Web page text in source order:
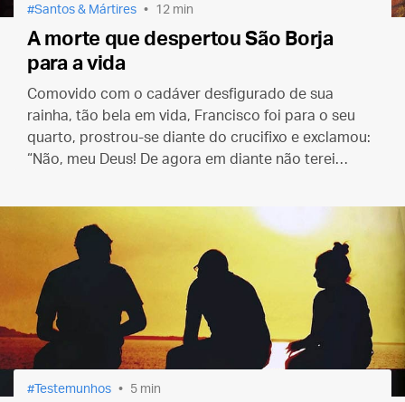
Santos & Mártires 12 min
A morte que despertou São Borja
para a vida
Comovido com o cadáver desfigurado de sua
rainha, tão bela em vida, Francisco foi para o seu
quarto, prostrou-se diante do crucifixo e exclamou:
“Não, meu Deus! De agora em diante não terei
Testemunhos 5 min